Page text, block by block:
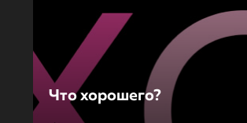
Что хорошего?